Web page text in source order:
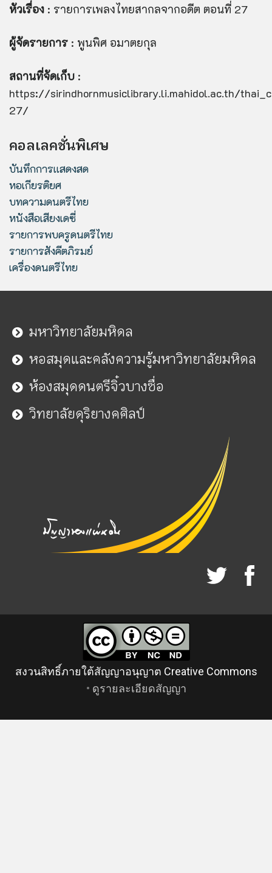
หัวเรื่อง : รายการเพลงไทยสากลจากอดีต ตอนที่ 27
ผู้จัดรายการ : พูนพิศ อมาตยกุล
สถานที่จัดเก็บ :
https://sirindhornmusiclibrary.li.mahidol.ac.th/
27/
คอลเลคชั่นพิเศษ
บันทึกการแสดงสด
หอเกียรติยศ
บทความดนตรีไทย
หนังสือเสียงเดซี่
รายการพบครูดนตรีไทย
รายการสังคีตภิรมย์
เครื่องดนตรีไทย
มหาวิทยาลัยมหิดล
หอสมุดและคลังความรู้มหาวิทยาลัยมหิดล
ห้องสมุดดนตรีจิ๋วบางซื่อ
วิทยาลัยดุริยางคศิลป์
สงวนสิทธิ์ภายใต้สัญญาอนุญาต Creative Commons
• ดูรายละเอียดสัญญา